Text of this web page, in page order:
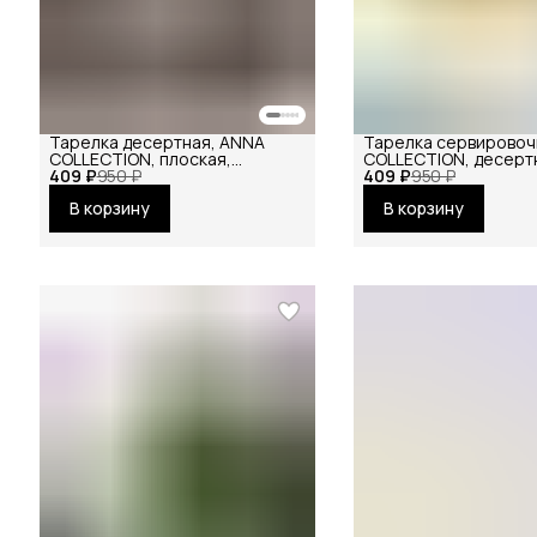
409 ₽950 ₽
Тарелка десертная, ANNA
COLLECTION, плоская,
керамическая, для подачи
вторых блюд
В корзину
409 ₽950 ₽
Тарелка
COLLECTION,
плоская, для подачи
блюд
В корзину